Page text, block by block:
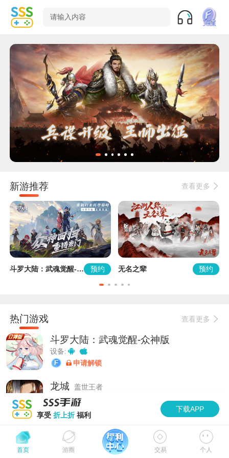
请输入内容
新游推荐 查看更多
斗罗大陆：武魂觉醒-众神版 预约 无名之辈 预约
热门游戏 查看更多
斗罗大陆：武魂觉醒-众神版
设备:
申请解锁
龙城 盖世王者
设备:
申请解锁
无名之辈
设备:
申请解锁
加速
享受 折上折 福利
下载APP
首页 游圈 交易 个人